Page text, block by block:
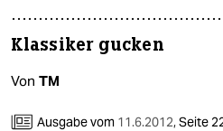
Klassiker gucken
Von TM
Ausgabe vom 11.6.2012,Seite